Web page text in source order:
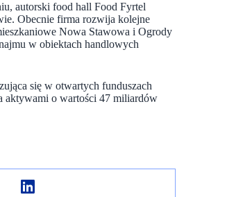
autorski food hall Food Fyrtel
Obecnie firma rozwija kolejne
Nowa Stawowa i Ogrody
w obiektach handlowych
się w otwartych funduszach
aktywami o wartości 47 miliardów